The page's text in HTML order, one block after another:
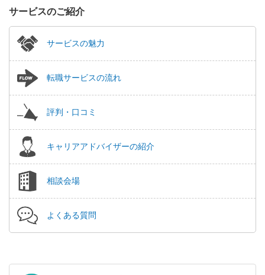
サービスのご紹介
サービスの魅力
転職サービスの流れ
評判・口コミ
キャリアアドバイザーの紹介
相談会場
よくある質問